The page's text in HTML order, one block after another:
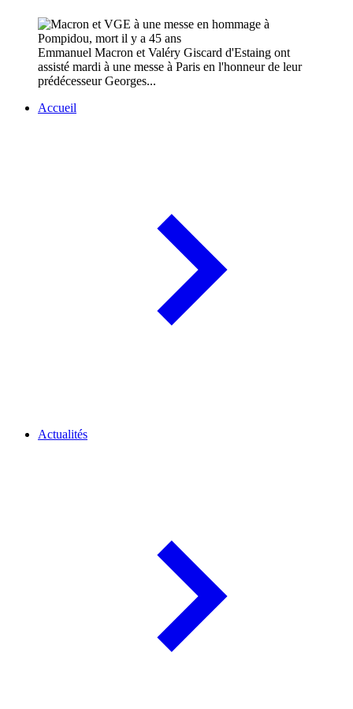
Emmanuel Macron et Valéry Giscard d'Estaing ont
assisté mardi à une messe à Paris en l'honneur de leur
prédécesseur Georges...
Accueil
Actualités